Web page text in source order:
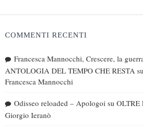
COMMENTI RECENTI
Francesca Mannocchi, Crescere, la
ANTOLOGIA DEL TEMPO CHE RESTA su
Francesca Mannocchi
Odisseo reloaded – Apologoi su
Giorgio Ieranò